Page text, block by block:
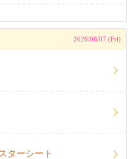
2026/08/07 (Fri)
ターシート